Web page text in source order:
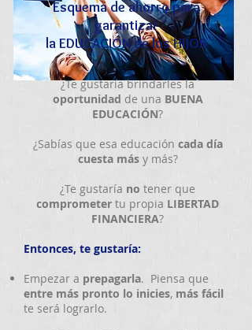
¿Te gustaría brindarles la
oportunidad de una BUENA
EDUCACIÓN?
¿Sabías que esa educación cada día
cuesta másy más?
¿Te gustaría no tener que
comprometer tu propia LIBERTAD
FINANCIERA?
Entonces, te gustaría:
Empezar a prepagarla. Piensa que
entre más pronto lo inicies, más fácil
te será lograrlo.
Esquema de ahorro para
garantizar
la EDUCACIÓN de los HIJOS​